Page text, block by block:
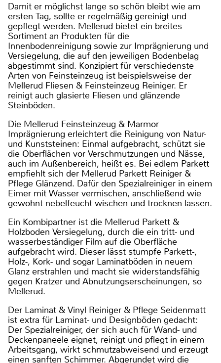
Damit er möglichst lange so schön bleibt wie am
ersten Tag, sollte er regelmäßig gereinigt und
gepflegt werden. Mellerud bietet ein breites
Sortiment an Produkten für die
Innenbodenreinigung sowie zur Imprägnierung und
Versiegelung, die auf den jeweiligen Bodenbelag
abgestimmt sind. Konzipiert für verschiedenste
Arten von Feinsteinzeug ist beispielsweise der
Mellerud Fliesen & Feinsteinzeug Reiniger. Er
reinigt auch glasierte Fliesen und glänzende
Steinböden.
Die Mellerud Feinsteinzeug & Marmor
Imprägnierung erleichtert die Reinigung von Natur-
und Kunststeinen: Einmal aufgebracht, schützt sie
die Oberflächen vor Verschmutzungen und Nässe,
auch im Außenbereich, heißt es. Bei edlem Parkett
empfiehlt sich der Mellerud Parkett Reiniger &
Pflege Glänzend. Dafür den Spezialreiniger in einem
Eimer mit Wasser vermischen, anschließend wie
gewohnt nebelfeucht wischen und trocknen lassen.
Ein Kombipartner ist die Mellerud Parkett &
Holzboden Versiegelung, durch die ein tritt- und
wasserbeständiger Film auf die Oberfläche
aufgebracht wird. Dieser lässt stumpfe Parkett-,
Holz-, Kork- und sogar Laminatböden in neuem
Glanz erstrahlen und macht sie widerstandsfähig
gegen Kratzer und Abnutzungserscheinungen, so
Mellerud.
Der Laminat & Vinyl Reiniger & Pflege Seidenmatt
ist extra für Laminat- und Designböden gedacht:
Der Spezialreiniger, der sich auch für Wand- und
Deckenpaneele eignet, reinigt und pflegt in einem
Arbeitsgang, wirkt schmutzabweisend und erzeugt
einen sanften Schimmer. Abgerundet wird die